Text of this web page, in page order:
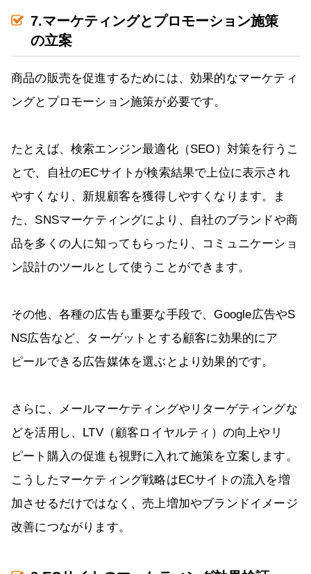
7.マーケティングとプロモーション施策
の立案
商品の販売を促進するためには、効果的なマーケティ
ングとプロモーション施策が必要です。
たとえば、検索エンジン最適化（SEO）対策を行うこ
とで、自社のECサイトが検索結果で上位に表示され
やすくなり、新規顧客を獲得しやすくなります。ま
た、SNSマーケティングにより、自社のブランドや商
品を多くの人に知ってもらったり、コミュニケーショ
ン設計のツールとして使うことができます。
その他、各種の広告も重要な手段で、Google広告やS
NS広告など、ターゲットとする顧客に効果的にア
ピールできる広告媒体を選ぶとより効果的です。
さらに、メールマーケティングやリターゲティングな
どを活用し、LTV（顧客ロイヤルティ）の向上やリ
ピート購入の促進も視野に入れて施策を立案します。
こうしたマーケティング戦略はECサイトの流入を増
加させるだけではなく、売上増加やブランドイメージ
改善につながります。